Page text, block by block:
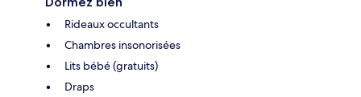
Rideaux occultants
Chambres insonorisées
Lits bébé (gratuits)
Draps